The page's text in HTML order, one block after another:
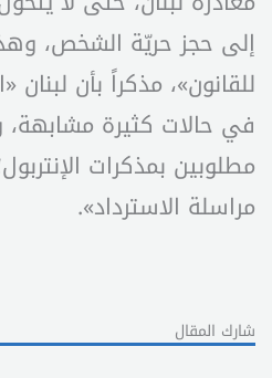
إلى حجز حريّة الشخص،
للقانون»، مذكراً بأن
في حالات كثيرة
مطلوبين بمذكرات
مراسلة الاسترداد».
شارك المقال